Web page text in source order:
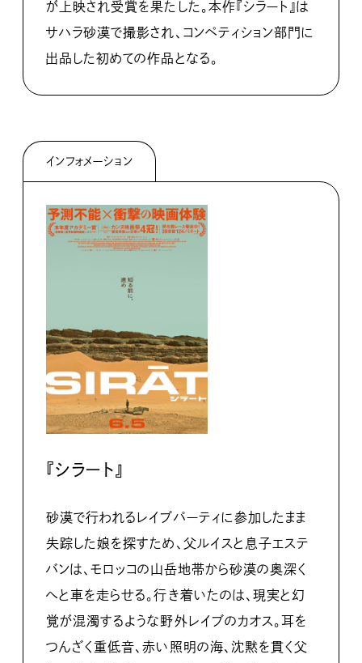
が上映され受賞を果たした。本作『シラート』は
サハラ砂漠で撮影され、コンペティション部門に
出品した初めての作品となる。
インフォメーション
『シラート』
砂漠で行われるレイブパーティに参加したまま
失踪した娘を探すため、父ルイスと息子エステ
バンは、モロッコの山岳地帯から砂漠の奥深く
へと車を走らせる。行き着いたのは、現実と幻
覚が混濁するような野外レイブのカオス。耳を
つんざく重低音、赤い照明の海、沈黙を貫く父